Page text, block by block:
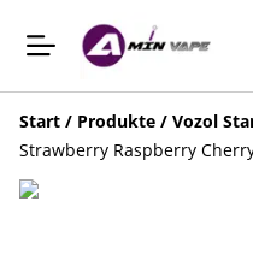
Start / Produkte / Vozol
Strawberry Raspberry